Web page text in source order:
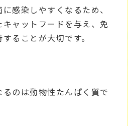
感染しやすくなるため、
ャットフードを与え、免
ることが大切です。
のは動物性たんぱく質で